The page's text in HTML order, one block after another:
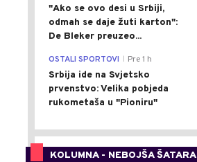
"Ako se ovo desi u Srbiji,
odmah se daje žuti karton":
De Bleker preuzeo...
OSTALI SPORTOVI Pre 1 h
Srbija ide na Svjetsko
prvenstvo: Velika pobjeda
rukometaša u "Pioniru"
KOLUMNA - NEBOJŠA ŠATARA